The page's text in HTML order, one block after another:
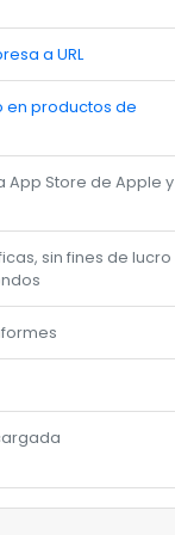
a URL
en productos de
App Store de Apple y
sin fines de lucro